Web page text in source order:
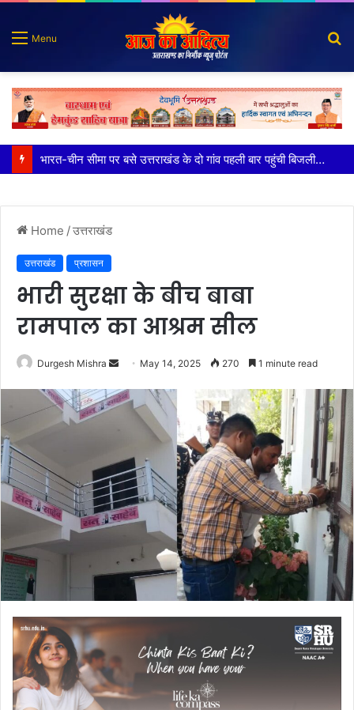
Menu
100 किडनी ट्रांसप्लांट की सफलता, हिम्स जौलीग्रांट ने बढ़ाया चिकित्सा सेवाओं का भरोसा
Home /उत्तराखंड
उत्तराखंड प्रशासन
भारी सुरक्षा के बीच बाबा
रामपाल का आश्रम सील
Durgesh Mishra
Send
email
May 14, 2025 270 1 minute read